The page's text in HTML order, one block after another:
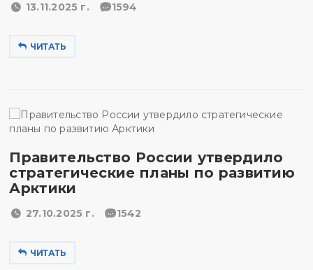
13.11.2025 г. 1594
ЧИТАТЬ
Правительство России утвердило
стратегические планы по развитию
Арктики
27.10.2025 г. 1542
ЧИТАТЬ